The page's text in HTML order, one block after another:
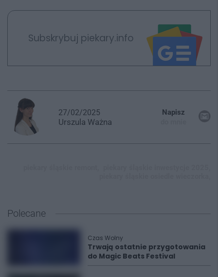
Subskrybuj piekary.info
27/02/2025
Urszula Ważna
Napisz
Polecane
Czas Wolny
Trwają ostatnie przygotowania
do Magic Beats Festival